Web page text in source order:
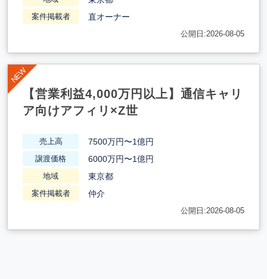
案件掲載者 直オーナー
公開日:2026-08-05
【営業利益4,000万円以上】通信キャリ
ア向けアフィリ×Z世
売上高 7500万円〜1億円
譲渡価格 6000万円〜1億円
地域 東京都
案件掲載者 仲介
公開日:2026-08-05